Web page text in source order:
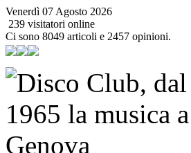
Venerdì 07 Agosto 2026
239 visitatori online
Ci sono 8049 articoli e 2457 opinioni.